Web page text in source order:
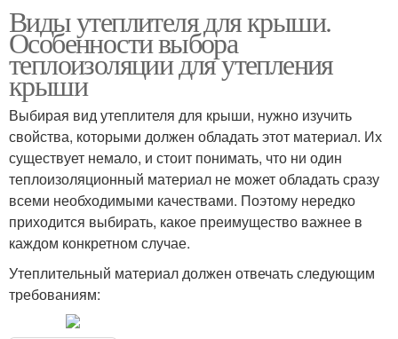
Виды утеплителя для крыши.
Особенности выбора
теплоизоляции для утепления
крыши
Выбирая вид утеплителя для крыши, нужно изучить
свойства, которыми должен обладать этот материал. Их
существует немало, и стоит понимать, что ни один
теплоизоляционный материал не может обладать сразу
всеми необходимыми качествами. Поэтому нередко
приходится выбирать, какое преимущество важнее в
каждом конкретном случае.
Утеплительный материал должен отвечать следующим
требованиям: